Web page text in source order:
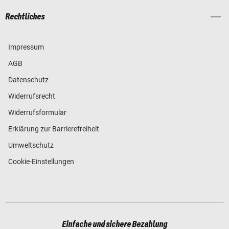
Rechtliches
Impressum
AGB
Datenschutz
Widerrufsrecht
Widerrufsformular
Erklärung zur Barrierefreiheit
Umweltschutz
Cookie-Einstellungen
Einfache und sichere Bezahlung